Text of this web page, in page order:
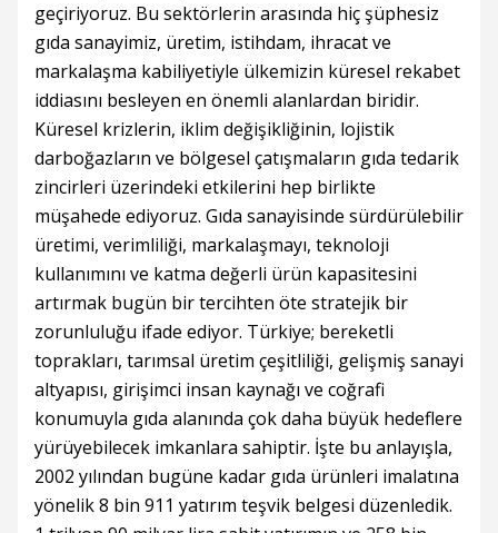
geçiriyoruz. Bu sektörlerin arasında hiç şüphesiz
gıda sanayimiz, üretim, istihdam, ihracat ve
markalaşma kabiliyetiyle ülkemizin küresel rekabet
iddiasını besleyen en önemli alanlardan biridir.
Küresel krizlerin, iklim değişikliğinin, lojistik
darboğazların ve bölgesel çatışmaların gıda tedarik
zincirleri üzerindeki etkilerini hep birlikte
müşahede ediyoruz. Gıda sanayisinde sürdürülebilir
üretimi, verimliliği, markalaşmayı, teknoloji
kullanımını ve katma değerli ürün kapasitesini
artırmak bugün bir tercihten öte stratejik bir
zorunluluğu ifade ediyor. Türkiye; bereketli
toprakları, tarımsal üretim çeşitliliği, gelişmiş sanayi
altyapısı, girişimci insan kaynağı ve coğrafi
konumuyla gıda alanında çok daha büyük hedeflere
yürüyebilecek imkanlara sahiptir. İşte bu anlayışla,
2002 yılından bugüne kadar gıda ürünleri imalatına
yönelik 8 bin 911 yatırım teşvik belgesi düzenledik.